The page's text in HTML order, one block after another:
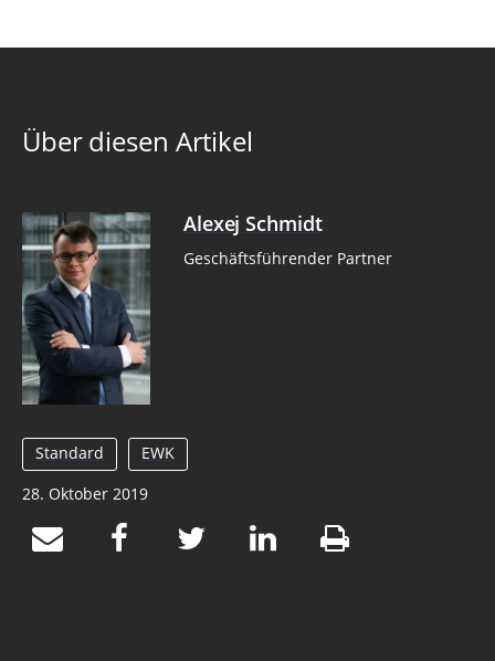
Über diesen Artikel
Alexej Schmidt
Geschäftsführender Partner
Standard
EWK
28. Oktober 2019